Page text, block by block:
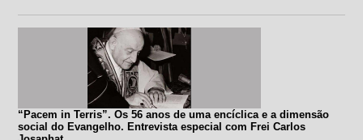
“Pacem in Terris”. Os 56 anos de uma encíclica e a dimensão
social do Evangelho. Entrevista especial com Frei Carlos